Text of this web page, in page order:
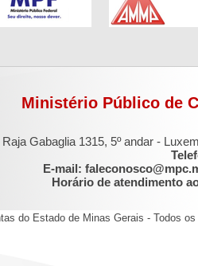
Ministério Público de
Raja Gabaglia 1315, 5º andar -
E-mail:
Horário de atendimento
do Estado de Minas Gerais - Todos